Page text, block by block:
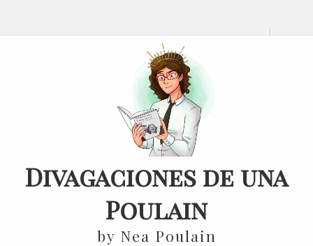
Divagaciones de una
Poulain
by Nea Poulain